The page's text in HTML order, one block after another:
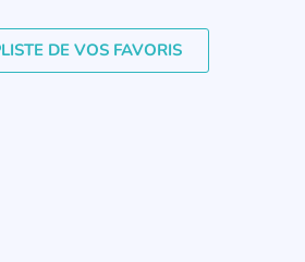
LISTE DE VOS FAVORIS